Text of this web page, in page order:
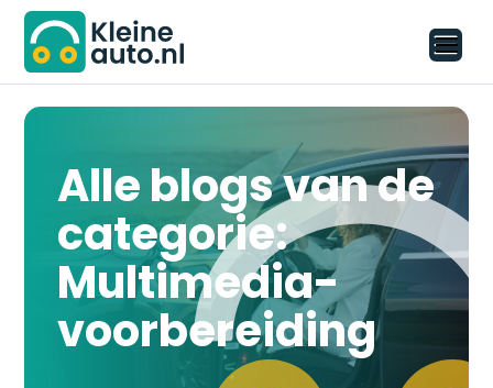
Alle blogs van de
categorie:
Multimedia-
voorbereiding